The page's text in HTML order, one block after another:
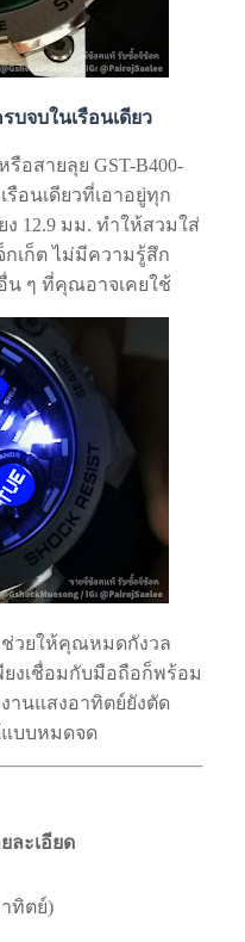
บจบในเรือนเดียว
อสายลุย GST-B400-
อนเดียวที่เอาอยู่ทุก
12.9 มม. ทำให้สวมใส่
เก็ต ไม่มีความรู้สึก
น ๆ ที่คุณอาจเคยใช้
ช่วยให้คุณหมดกังวล
ยงเชื่อมกับมือถือก็พร้อม
านแสงอาทิตย์ยังตัด
แบบหมดจด
ละเอียด
าทิตย์)